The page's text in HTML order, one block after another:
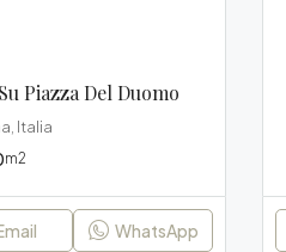
Piazza Del Duomo
Italia
m2
WhatsApp